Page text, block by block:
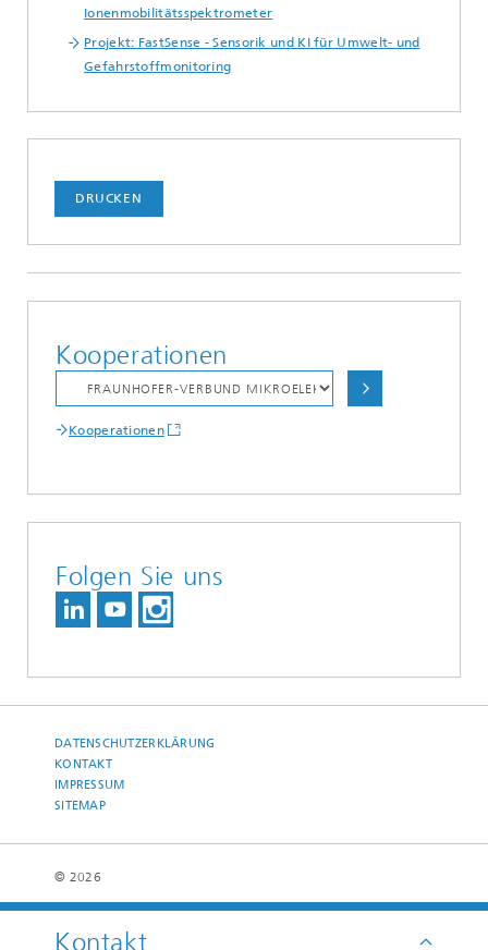
Ionenmobilitätsspektrometer
Projekt: FastSense - Sensorik und KI für Umwelt- und
Gefahrstoffmonitoring
Kontakt
DRUCKEN
Kooperationen
Kooperationen
Folgen Sie uns
DATENSCHUTZERKLÄRUNG
KONTAKT
IMPRESSUM
SITEMAP
© 2026